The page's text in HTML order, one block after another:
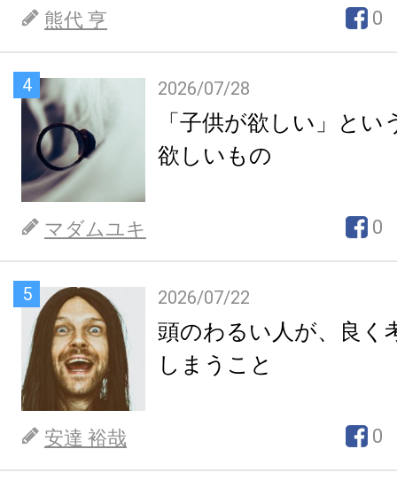
熊代 亨 0
4 2026/07/28
「子供が欲しい」とい
欲しいもの
マダムユキ 0
5 2026/07/22
頭のわるい人が、良く
しまうこと
安達 裕哉 0